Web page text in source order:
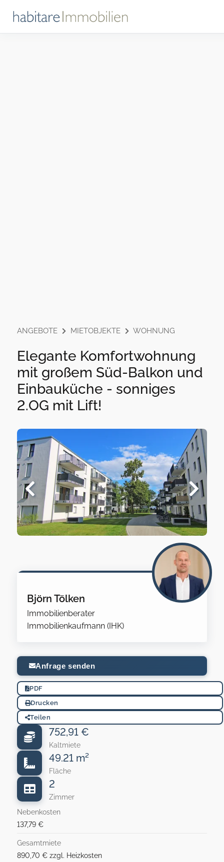
ANGEBOTE MIETOBJEKTE WOHNUNG
Elegante Komfortwohnung
mit großem Süd-Balkon und
Einbauküche - sonniges
2.OG mit Lift!
Björn Tölken
Immobilienberater
Immobilienkaufmann (IHK)
Anfrage senden
PDF
Drucken
Teilen
752,91 €
Kaltmiete
49.21 m²
Fläche
2
Zimmer
Nebenkosten
137,79 €
Gesamtmiete
890,70 € zzgl. Heizkosten